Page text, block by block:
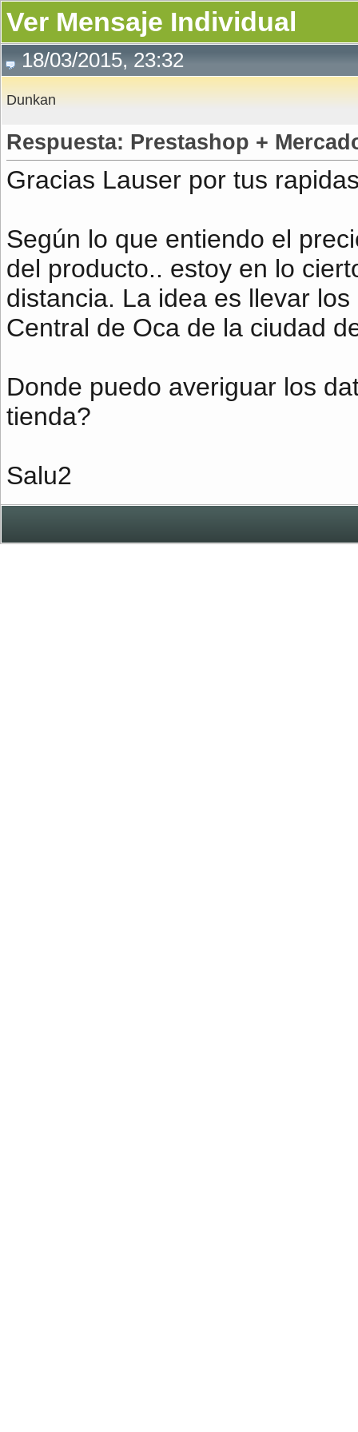
Ver Mensaje Individual
18/03/2015, 23:32
Dunkan
Respuesta: Prestashop +
Gracias Lauser por tus
Según lo que entiendo el
del producto.. estoy en lo
distancia. La idea es llevar
Central de Oca de la ciudad
Donde puedo averiguar los
tienda?
Salu2